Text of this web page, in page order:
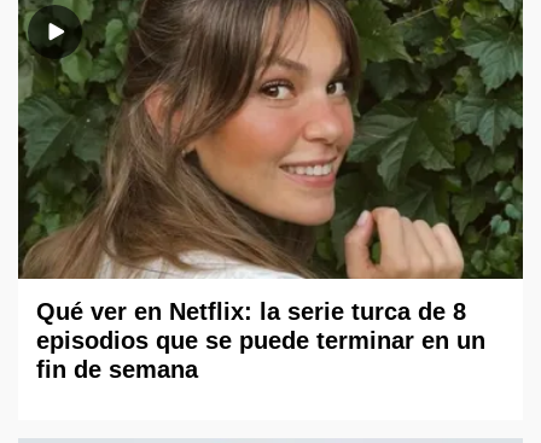
Qué ver en Netflix: la serie turca de 8
episodios que se puede terminar en un
fin de semana